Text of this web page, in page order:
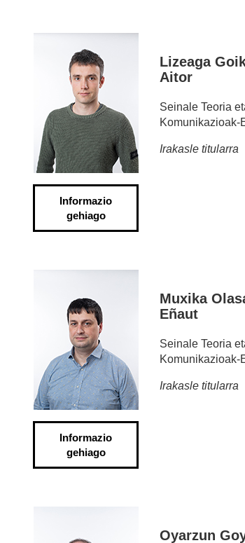
Informazio
gehiago
Lizeaga
Aitor
Seinale Teoria
Komunikazioak-
Irakasle titularra
Informazio
gehiago
Muxika
Eñaut
Seinale Teoria
Komunikazioak-
Irakasle titularra
Oyarzun